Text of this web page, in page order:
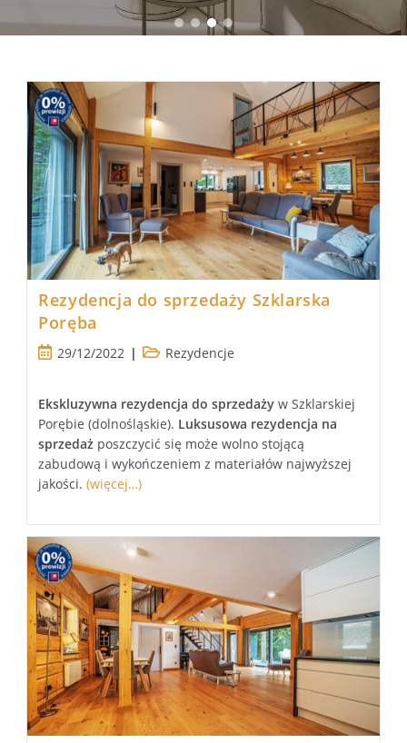
Rezydencja do sprzedaży Szklarska
Poręba
Post29/12/2022
PostRezydencje
Ekskluzywna rezydencja do sprzedaży w Szklarskiej
Porębie (dolnośląskie). Luksusowa rezydencja na
sprzedaż poszczycić się może wolno stojącą
zabudową i wykończeniem z materiałów najwyższej
jakości.(więcej…)